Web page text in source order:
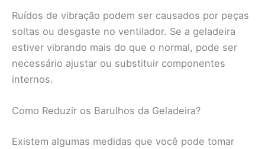
Ruídos de vibração podem ser causados por peças
soltas ou desgaste no ventilador. Se a geladeira
estiver vibrando mais do que o normal, pode ser
necessário ajustar ou substituir componentes
internos.
Como Reduzir os Barulhos da Geladeira?
Existem algumas medidas que você pode tomar